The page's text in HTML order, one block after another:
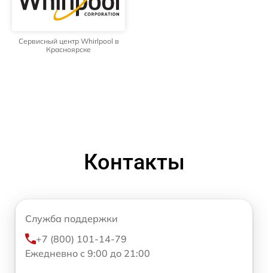
Сервисный центр Whirlpool в
Красноярске
Контакты
Служба поддержки
+7 (800) 101-14-79
Ежедневно с 9:00 до 21:00